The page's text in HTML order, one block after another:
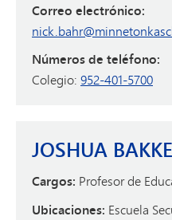
Correo electrónico:
Números de teléfono:
Colegio: 952-401-5700
JOSHUA BAKKE
Cargos: Profesor de
Ubicaciones: Escuela